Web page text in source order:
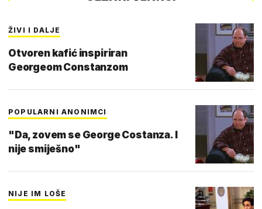
ŽIVI I DALJE
Otvoren kafić inspiriran
Georgeom Constanzom
POPULARNI ANONIMCI
"Da, zovem se George Costanza. I
nije smiješno"
NIJE IM LOŠE